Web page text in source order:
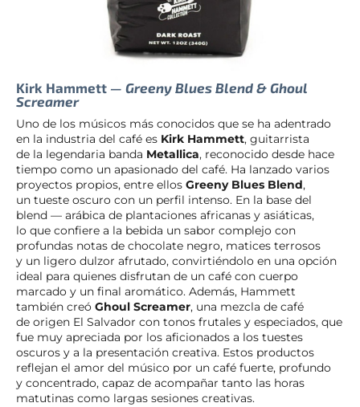
Kirk Hammett — Greeny Blues Blend & Ghoul
Screamer
Uno de los músicos más conocidos que se ha adentrado
en la industria del café es Kirk Hammett, guitarrista
de la legendaria banda Metallica, reconocido desde hace
tiempo como un apasionado del café. Ha lanzado varios
proyectos propios, entre ellos Greeny Blues Blend,
un tueste oscuro con un perfil intenso. En la base del
blend — arábica de plantaciones africanas y asiáticas,
lo que confiere a la bebida un sabor complejo con
profundas notas de chocolate negro, matices terrosos
y un ligero dulzor afrutado, convirtiéndolo en una opción
ideal para quienes disfrutan de un café con cuerpo
marcado y un final aromático. Además, Hammett
también creó Ghoul Screamer, una mezcla de café
de origen El Salvador con tonos frutales y especiados, que
fue muy apreciada por los aficionados a los tuestes
oscuros y a la presentación creativa. Estos productos
reflejan el amor del músico por un café fuerte, profundo
y concentrado, capaz de acompañar tanto las horas
matutinas como largas sesiones creativas.